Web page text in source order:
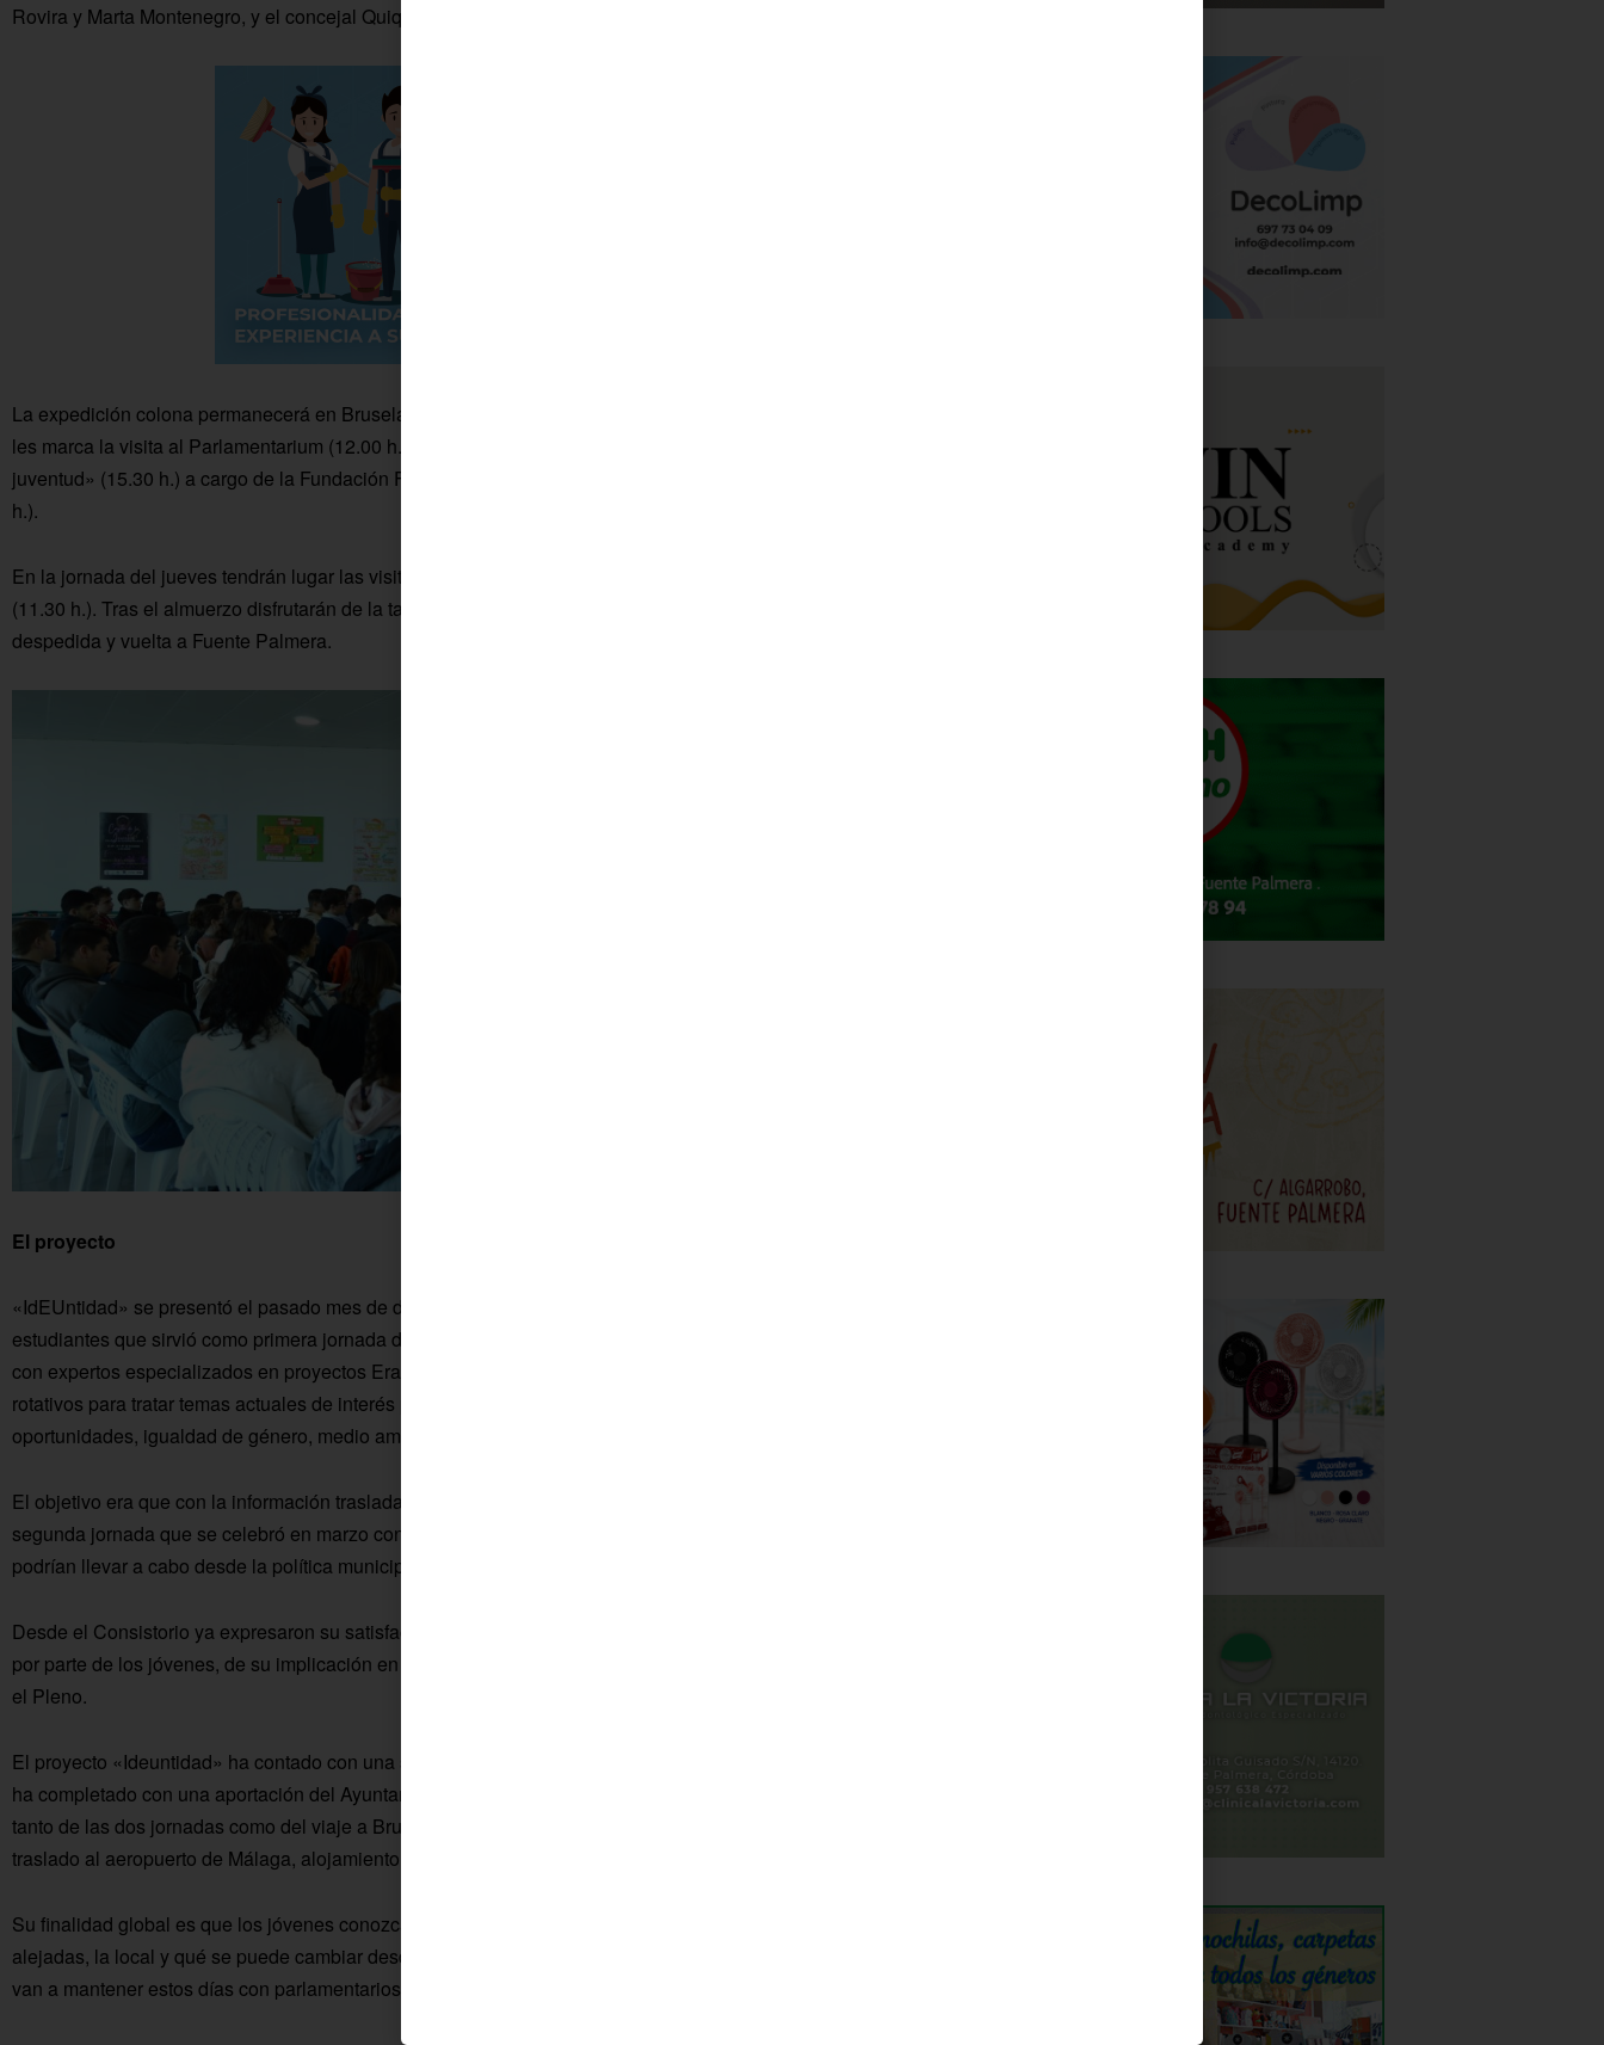
Rovira y Marta Montenegro, y el concejal Quique González.
La expedición colona permanecerá en Bruselas hasta el viernes por la mañana. En el día de hoy la agenda
les marca la visita al Parlamentarium (12.00 h.); la charla «Oportunidades de la Unión Europea para la
juventud» (15.30 h.) a cargo de la Fundación Finnova; y la visita a la Casa de la Historia Europea (17.00
h.).
En la jornada del jueves tendrán lugar las visitas a la Comisión Europea (9.30 h.) y al Parlamento Europeo
(11.30 h.). Tras el almuerzo disfrutarán de la tarde libre. Y el viernes a las 10 de la mañana será la
despedida y vuelta a Fuente Palmera.
El proyecto
«IdEUntidad» se presentó el pasado mes de diciembre por parte del Ayuntamiento en un encuentro con 24
estudiantes que sirvió como primera jornada de trabajo. Se realizó una videoconferencia desde Bruselas
con expertos especializados en proyectos Erasmus, fondos europeos, etc., y se establecieron unos grupos
rotativos para tratar temas actuales de interés para la juventud (salud mental, sexualidad, falta de
oportunidades, igualdad de género, medio ambiente y acceso a la política).
El objetivo era que con la información trasladada y sus inquietudes, planteasen propuestas de cara a la
segunda jornada que se celebró en marzo consistente en realizar un Pleno juvenil para ver qué asuntos se
podrían llevar a cabo desde la política municipal.
Desde el Consistorio ya expresaron su satisfacción y sorpresa positiva por la respuesta a las dos jornadas
por parte de los jóvenes, de su implicación en el proyecto y de las interesantes propuestas presentadas en
el Pleno.
El proyecto «Ideuntidad» ha contado con una subvención de 14.000 euros de los Fondos Europeos, que se
ha completado con una aportación del Ayuntamiento de Fuente Palmera para sufragar todos los gastos,
tanto de las dos jornadas como del viaje a Bruselas, el cual incluye desplazamiento ida y vuelta en avión,
traslado al aeropuerto de Málaga, alojamiento en media pensión y traslados al hotel.
Su finalidad global es que los jóvenes conozcan la dinámica de la política en sus dos vertientes más
alejadas, la local y qué se puede cambiar desde el ámbito municipal, y la europea con el encuentro que
van a mantener estos días con parlamentarios europeos.